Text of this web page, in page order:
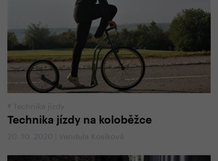
# Technika jízdy
Technika jízdy na koloběžce
20. 10. 2020 | Vendula Kosíková